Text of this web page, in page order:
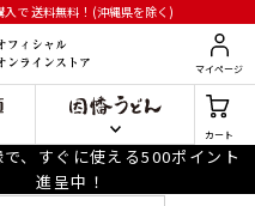
入で送料無料！(沖縄県を除く)
マイページ
カート
、すぐに使える500ポイント
進呈中！